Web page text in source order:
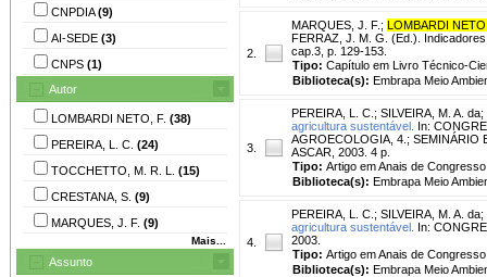
CNPDIA(9)
AI-SEDE (3)
CNPS (1)
Autor
LOMBARDI NETO, F. (38)
PEREIRA, L. C. (24)
TOCCHETTO, M. R. L. (15)
CRESTANA, S. (9)
MARQUES, J. F. (9)
Mais...
Assunto
2.
MARQUES, J. F. ; LOMBARDI
FERRAZ, J. M. G. (Ed.).
cap.3, p. 129-153.
Tipo: Capítulo em Livro Técnico-
Biblioteca(s): Embrapa Meio
3.
PEREIRA, L. C. ; SILVEIRA, M. A. da;
agricultura sustentável. In:
AGROECOLOGIA, 4.; SEMINÁRIO
ASCAR, 2003. 4 p.
Tipo: Artigo em Anais de Congresso
Biblioteca(s): Embrapa Meio
4.
PEREIRA, L. C. ; SILVEIRA, M. A. da;
agricultura sustentável. In:
2003.
Tipo: Artigo em Anais de Congresso
Biblioteca(s): Embrapa Meio